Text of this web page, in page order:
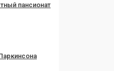
пансионат